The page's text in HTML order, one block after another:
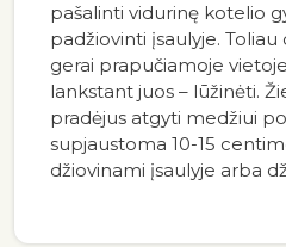
pašalinti vidurinę kotelio
padžiovinti įsaulyje. Toliau
gerai prapučiamoje
lankstant juos – lūžinėti.
pradėjus atgyti medžiui
supjaustoma 10-15
džiovinami įsaulyje arba